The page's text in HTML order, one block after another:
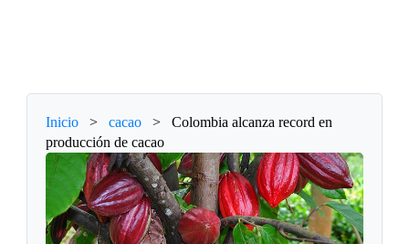
Inicio > cacao >
Colombia alcanza record en
producción de cacao